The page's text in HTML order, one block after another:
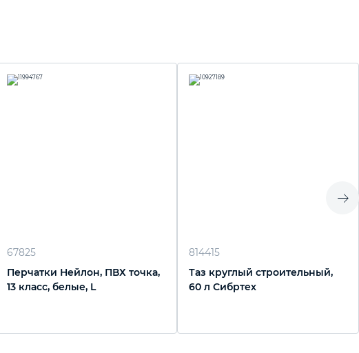
67825
Перчатки Нейлон, ПВХ точка,
13 класс, белые, L
814415
Таз круглый строительный,
60 л Сибртех